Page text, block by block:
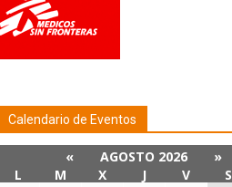
Calendario de Eventos
« AGOSTO 2026
»
L
M X J V S